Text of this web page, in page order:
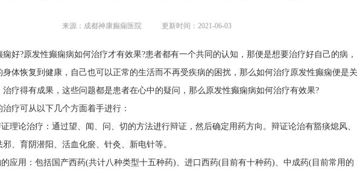
来源：成都神康癫痫医院 更新时间：2021-06-03
痫好?原发性癫痫病如何治疗才有效果?患者都有一个共同的认知，那便是想要治疗好自己的病，
身体恢复到健康，自己也可以正常的生活而不再受疾病的困扰，那么如何治疗原发性癫痫便是关
疗得有成果，这些问题都是患者在心中的疑问，那么原发性癫痫病如何治疗有效果?
疗可从以下几个方面着手进行：
理论治疗：通过望、闻、问、切的方法进行辩证，然后确定用药方向。辩证论治有豁痰熄风、
、育阴潜阳、活血化瘀、针灸、新电针等。
应用：包括国产西药(共计八种类型十五种药)、进口西药(目前有十种药)、中成药(目前常用的